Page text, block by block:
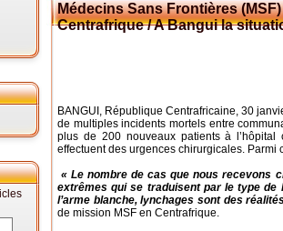
Médecins Sans Frontières
Centrafrique / A Bangui la
BANGUI, République Centrafricaine, 30
de multiples incidents mortels entre
plus de 200 nouveaux patients à
effectuent des urgences chirurgicales.
« Le nombre de cas que nous recevons
extrêmes qui se traduisent par le type
l’arme blanche, lynchages sont des
de mission MSF en Centrafrique.